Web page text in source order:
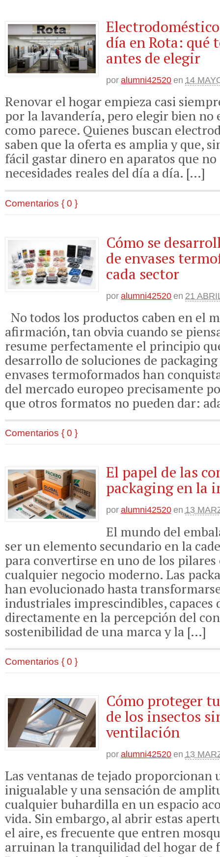
día en Rota: qué
antes de elegir
por alumni42520 en 14
Renovar el hogar empieza casi
por la lavandería, pero elegir bien no
como parece. Quienes buscan
saben que la oferta es amplia y que,
fácil gastar dinero en aparatos que no
necesidades reales del día a día. […]
Comentarios { 0 }
Cómo se
de envases
cada sector
por alumni42520 en 21
No todos los productos caben en el
afirmación, tan obvia cuando se
resume perfectamente el principio
desarrollo de soluciones de
envases termoformados han
del mercado europeo precisamente
que otros formatos no pueden dar:
Comentarios { 0 }
El papel de las
packaging en la
por alumni42520 en 13
El mundo del
ser un elemento secundario en la
para convertirse en uno de los pilares
cualquier negocio moderno. Las
han evolucionado hasta
industriales imprescindibles,
directamente en la percepción del
sostenibilidad de una marca y la […]
Comentarios { 0 }
Cómo proteger
de los insectos
ventilación
por alumni42520 en 13
Las ventanas de tejado proporcionan
inigualable y una sensación de
cualquier buhardilla en un espacio
vida. Sin embargo, al abrir estas
el aire, es frecuente que entren
arruinan la tranquilidad del hogar de